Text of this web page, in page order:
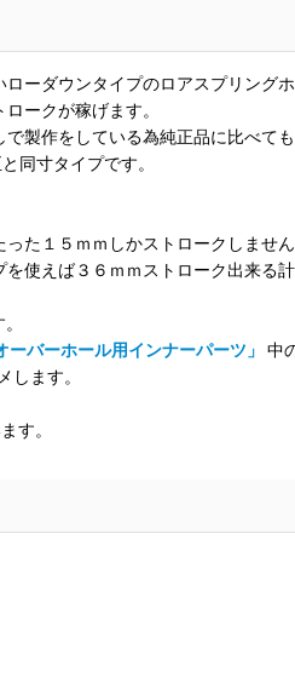
ーダウンタイプのロアスプリングホ
ークが稼げます。
製作をしている為純正品に比べても
同寸タイプです。
た１５ｍｍしかストロークしません
使えば３６ｍｍストローク出来る計
ーバーホール用インナーパーツ」 中
ます。
す。